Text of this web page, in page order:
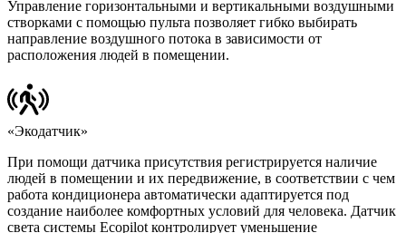
Управление горизонтальными и вертикальными воздушными
створками с помощью пульта позволяет гибко выбирать
направление воздушного потока в зависимости от
расположения людей в помещении.
«Экодатчик»
При помощи датчика присутствия регистрируется наличие
людей в помещении и их передвижение, в соответствии с чем
работа кондиционера автоматически адаптируется под
создание наиболее комфортных условий для человека. Датчик
света системы Ecopilot контролирует уменьшение